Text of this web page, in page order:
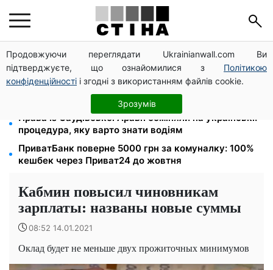
Продовжуючи переглядати Ukrainianwall.com Ви
підтверджуєте, що ознайомилися з Політикою
конфіденційності і згодні з використанням файлів cookie.
Зрозумів
Тарифи на воду злетіли до 91,24 грн/куб, газ може
сягнути 15 грн: комунальні ціни в серпні
Субсидії скасують, пільги на комуналку відкличуть:
ПФУ перевіряє доходи пенсіонерів у серпні
Права із Саудівської Аравії обміняли на українські:
процедура, яку варто знати водіям
ПриватБанк поверне 5000 грн за комуналку: 100%
кешбек через Приват24 до жовтня
Кабмин повысил чиновникам
зарплаты: названы новые суммы
08:52 14.01.2021
Оклад будет не меньше двух прожиточных минимумов